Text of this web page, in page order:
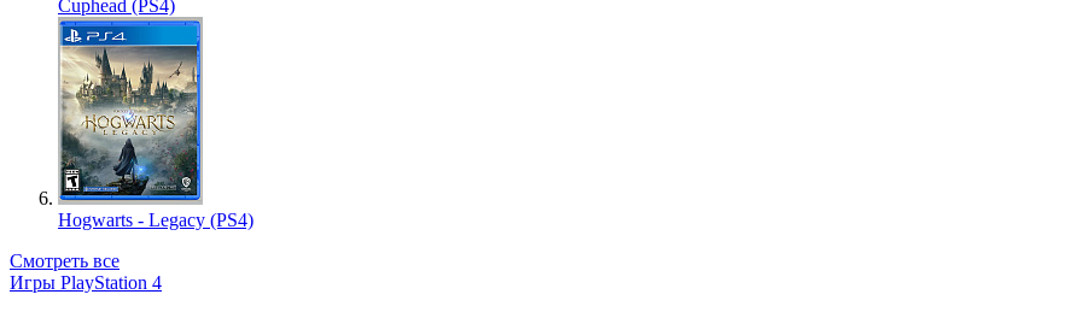
Cuphead (PS4)
Hogwarts - Legacy (PS4)
Смотреть все
Игры PlayStation 4